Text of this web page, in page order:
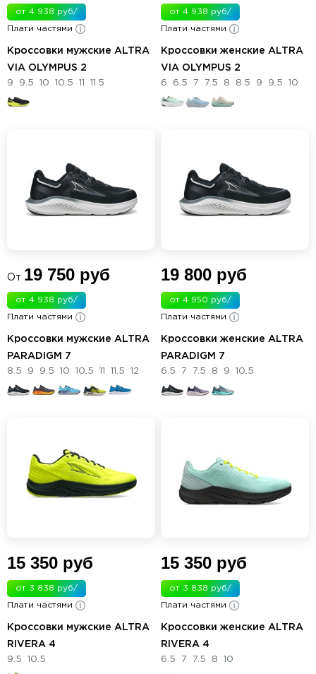
от 4 938 руб/
мес.
Плати частями
Кроссовки мужские ALTRA
VIA OLYMPUS 2
9 9.5 10 10.5 11 11.5
от 4 938 руб/
мес.
Плати частями
Кроссовки женские ALTRA
VIA OLYMPUS 2
6 6.5 7 7.5 8 8.5 9 9.5 10
От 19 750 руб
от 4 938 руб/
мес.
Плати частями
Кроссовки мужские ALTRA
PARADIGM 7
8.5 9 9.5 10 10.5 11 11.5 12
19 800 руб
от 4 950 руб/
мес.
Плати частями
Кроссовки женские ALTRA
PARADIGM 7
6.5 7 7.5 8 9 10.5
15 350 руб
от 3 838 руб/
мес.
Плати частями
Кроссовки мужские ALTRA
RIVERA 4
9.5 10.5
15 350 руб
от 3 838 руб/
мес.
Плати частями
Кроссовки женские ALTRA
RIVERA 4
6.5 7 7.5 8 10